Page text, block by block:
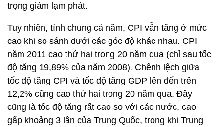
trọng giảm lạm phát.
Tuy nhiên, tính chung cả năm, CPI vẫn tăng ở mức
cao khi so sánh dưới các góc độ khác nhau. CPI
năm 2011 cao thứ hai trong 20 năm qua (chỉ sau tốc
độ tăng 19,89% của năm 2008). Chênh lệch giữa
tốc độ tăng CPI và tốc độ tăng GDP lên đến trên
12,2% cũng cao thứ hai trong 20 năm qua. Đây
cũng là tốc độ tăng rất cao so với các nước, cao
gấp khoảng 3 lần của Trung Quốc, trong khi Trung